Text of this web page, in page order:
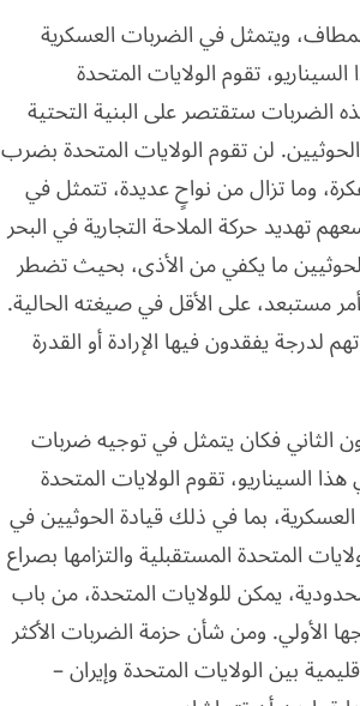
ويتمثل في الضربات العسكرية
تقوم الولايات المتحدة
الضربات ستقتصر على البنية التحتية
لن تقوم الولايات المتحدة بضرب
وما تزال من نواحٍ عديدة، تتمثل في
تهديد حركة الملاحة التجارية في البحر
ما يكفي من الأذى، بحيث تضطر
مستبعد، على الأقل في صيغته الحالية.
يفقدون فيها الإرادة أو القدرة
الثاني فكان يتمثل في توجيه ضربات
السيناريو، تقوم الولايات المتحدة
بما في ذلك قيادة الحوثيين في
المتحدة المستقبلية والتزامها بصراع
يمكن للولايات المتحدة، من باب
الأولي. ومن شأن حزمة الضربات الأكثر
بين الولايات المتحدة وإيران –